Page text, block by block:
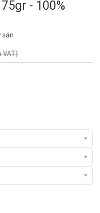
- 100%
sản
VAT)